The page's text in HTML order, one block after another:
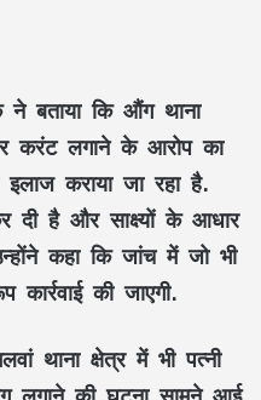
ने बताया कि औंग थाना
करंट लगाने के आरोप का
कराया जा रहा है.
है और साक्ष्यों के आधार
कहा कि जांच में जो भी
की जाएगी.
थाना क्षेत्र में भी पत्नी